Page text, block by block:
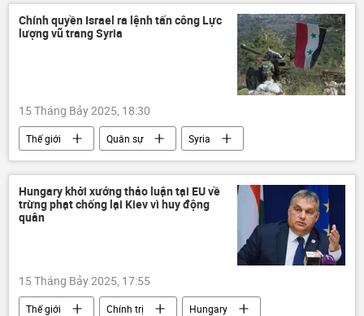
Sergey Lavrov
Thế giới
Hoa Kỳ
Ukraina
Cuộc khủng hoảng ở Ukraina
Các biện pháp trừng phạt chống Nga
Tổ chức hợp tác Thượng Hải (SCO)
Donald Trump
Vladimir Zelensky
Châu Âu
Video
Chính quyền Israel ra lệnh tấn công Lực
lượng vũ trang Syria
15 Tháng Bảy 2025, 18:30
Thế giới Quân sự
Syria
Israel
Benjamin Netanyahu
Damascus
Trung Đông
Hungary khởi xướng thảo luận tại EU về
trừng phạt chống lại Kiev vì huy động
quân
15 Tháng Bảy 2025, 17:55
Thế giới Chính trị
Hungary